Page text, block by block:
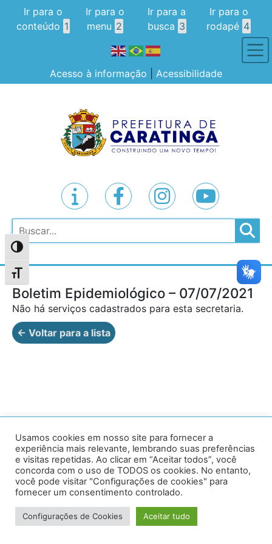
Alternar alto contraste
Alternar tamanho da fonte
Ir para o
conteúdo 1
Ir para o
menu 2
Ir para a
busca 3
Ir para o
rodapé 4
Acesso à informação Acessibilidade
Pesquisar
Boletim Epidemiológico – 07/07/2021
Não há serviços cadastrados para esta secretaria.
← Voltar para a lista
Av. Prof. Armando Alves da Silva, nº 1950 - Zacarias,
Caratinga - MG - 35302-403 / Tel: (33) 3329 8000
Desenvolvido por VersaTec
Usamos cookies em nosso site para fornecer a
experiência mais relevante, lembrando suas preferências
e visitas repetidas. Ao clicar em “Aceitar todos”, você
concorda com o uso de TODOS os cookies. No entanto,
você pode visitar "Configurações de cookies" para
fornecer um consentimento controlado.
Configurações de Cookies Aceitar tudo